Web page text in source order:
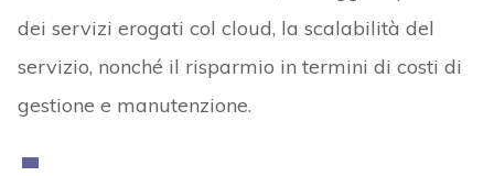
dei servizi erogati col cloud, la scalabilità del
servizio, nonché il risparmio in termini di costi di
gestione e manutenzione.